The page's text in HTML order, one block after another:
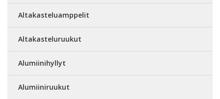
Altakasteluamppelit
Altakasteluruukut
Alumiinihyllyt
Alumiiniruukut